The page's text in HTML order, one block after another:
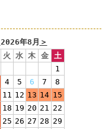
2026年8月 ＞
火 水 木 金
土
1
4 5 6 7
8
11 12 13 14 15
18 19 20 21 22
25 26 27 28 29